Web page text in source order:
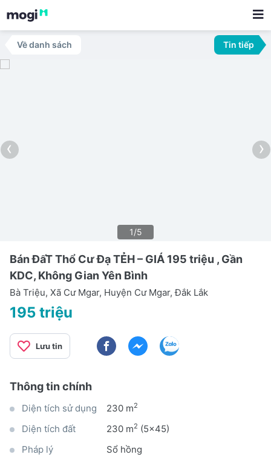
Về danh sách Tin tiếp
‹ ›
1/5
Bán ĐấT Thổ Cư Đạ TẺH – GIÁ 195 triệu , Gần
KDC, Không Gian Yên Bình
Bà Triệu, Xã Cư Mgar, Huyện Cư Mgar, Đắk Lắk
195 triệu
Lưu tin
Thông tin chính
Diện tích sử dụng 230 m2
Diện tích đất 230 m2 (5x45)
Pháp lý
Sổ hồng